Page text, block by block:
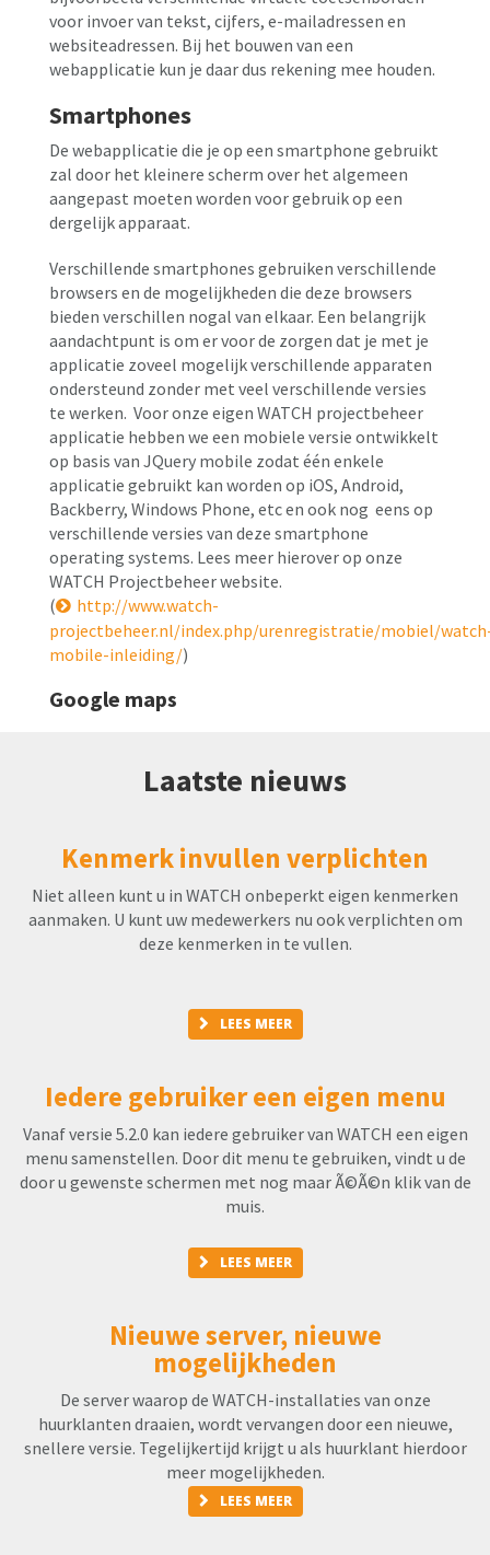
voor invoer van tekst, cijfers, e-mailadressen en
websiteadressen. Bij het bouwen van een
webapplicatie kun je daar dus rekening mee houden.
Smartphones
De webapplicatie die je op een smartphone gebruikt
zal door het kleinere scherm over het algemeen
aangepast moeten worden voor gebruik op een
dergelijk apparaat.
Verschillende smartphones gebruiken verschillende
browsers en de mogelijkheden die deze browsers
bieden verschillen nogal van elkaar. Een belangrijk
aandachtpunt is om er voor de zorgen dat je met je
applicatie zoveel mogelijk verschillende apparaten
ondersteund zonder met veel verschillende versies
te werken. Voor onze eigen WATCH projectbeheer
applicatie hebben we een mobiele versie ontwikkelt
op basis van JQuery mobile zodat één enkele
applicatie gebruikt kan worden op iOS, Android,
Backberry, Windows Phone, etc en ook nog eens op
verschillende versies van deze smartphone
operating systems. Lees meer hierover op onze
WATCH Projectbeheer website.
(
http://www.watch-
projectbeheer.nl/index.php/urenregistratie/mobiel/
mobile-inleiding/)
Google maps
Laatste nieuws
Kenmerk invullen verplichten
Niet alleen kunt u in WATCH onbeperkt eigen kenmerken
aanmaken. U kunt uw medewerkers nu ook verplichten om
deze kenmerken in te vullen.
LEES MEER
Iedere gebruiker een eigen menu
Vanaf versie 5.2.0 kan iedere gebruiker van WATCH een eigen
menu samenstellen. Door dit menu te gebruiken, vindt u de
door u gewenste schermen met nog maar Ã©Ã©n klik van de
muis.
LEES MEER
Nieuwe server, nieuwe
mogelijkheden
De server waarop de WATCH-installaties van onze
huurklanten draaien, wordt vervangen door een nieuwe,
snellere versie. Tegelijkertijd krijgt u als huurklant hierdoor
meer mogelijkheden.
LEES MEER